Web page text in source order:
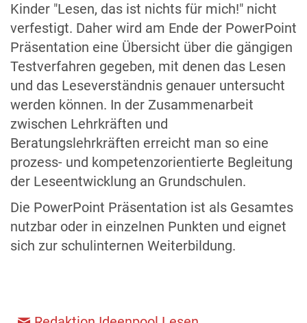
Kinder "Lesen, das ist nichts für mich!" nicht
verfestigt. Daher wird am Ende der PowerPoint
Präsentation eine Übersicht über die gängigen
Testverfahren gegeben, mit denen das Lesen
und das Leseverständnis genauer untersucht
werden können. In der Zusammenarbeit
zwischen Lehrkräften und
Beratungslehrkräften erreicht man so eine
prozess- und kompetenzorientierte Begleitung
der Leseentwicklung an Grundschulen.
Die PowerPoint Präsentation ist als Gesamtes
nutzbar oder in einzelnen Punkten und eignet
sich zur schulinternen Weiterbildung.